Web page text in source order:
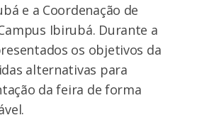
e a Coordenação de
Ibirubá. Durante a
os objetivos da
alternativas para
da feira de forma